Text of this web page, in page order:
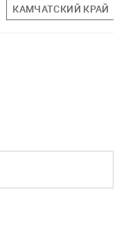
КАМЧАТСКИЙ КРАЙ